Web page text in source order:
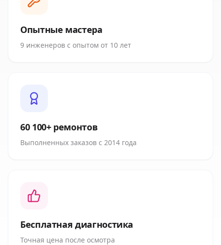
Опытные мастера
9 инженеров с опытом от 10 лет
60 100+ ремонтов
Выполненных заказов с 2014 года
Бесплатная диагностика
Точная цена после осмотра